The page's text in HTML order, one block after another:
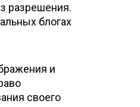
разрешения.
блогах
и
своего